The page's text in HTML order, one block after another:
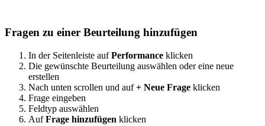
Fragen zu einer Beurteilung hinzufügen
In der Seitenleiste auf Performance klicken
Die gewünschte Beurteilung auswählen oder eine neue
erstellen
Nach unten scrollen und auf + Neue Frage klicken
Frage eingeben
Feldtyp auswählen
Auf Frage hinzufügen klicken